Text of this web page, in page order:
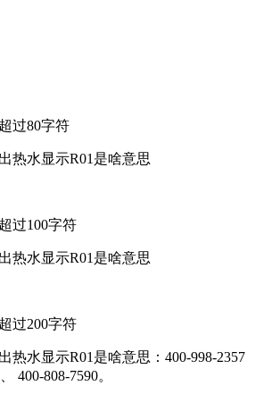
过80字符
热水显示R01是啥意思
过100字符
热水显示R01是啥意思
过200字符
热水显示R01是啥意思：400-998-2357
400-808-7590。